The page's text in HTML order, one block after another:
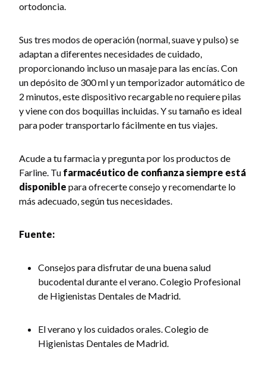
ortodoncia.
Sus tres modos de operación (normal, suave y pulso) se
adaptan a diferentes necesidades de cuidado,
proporcionando incluso un masaje para las encías. Con
un depósito de 300 ml y un temporizador automático de
2 minutos, este dispositivo recargable no requiere pilas
y viene con dos boquillas incluidas. Y su tamaño es ideal
para poder transportarlo fácilmente en tus viajes.
Acude a tu farmacia y pregunta por los productos de
Farline. Tu farmacéutico de confianza siempre está
disponible para ofrecerte consejo y recomendarte lo
más adecuado, según tus necesidades.
Fuente:
Consejos para disfrutar de una buena salud
bucodental durante el verano. Colegio Profesional
de Higienistas Dentales de Madrid.
El verano y los cuidados orales. Colegio de
Higienistas Dentales de Madrid.